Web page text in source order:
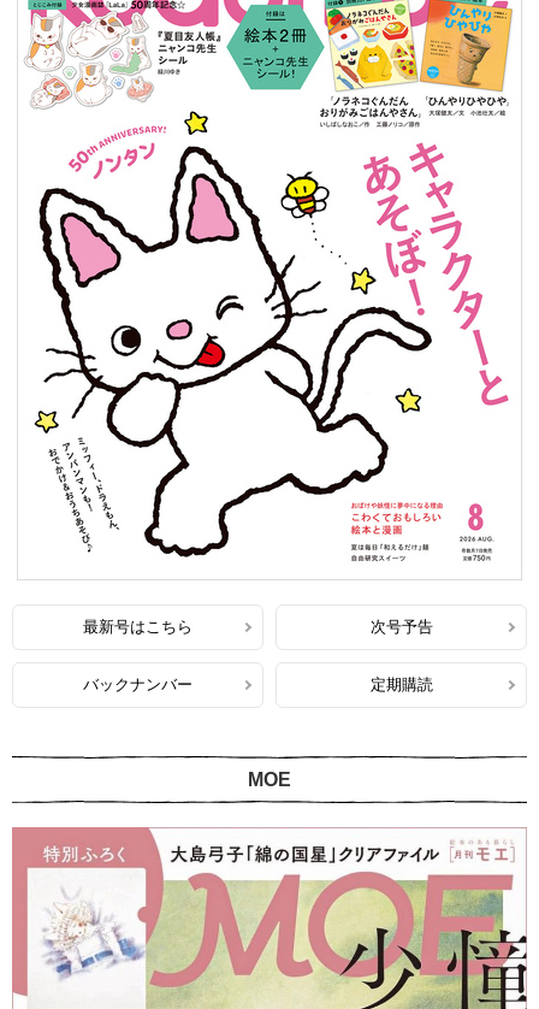
最新号はこちら 次号予告
バックナンバー 定期購読
MOE